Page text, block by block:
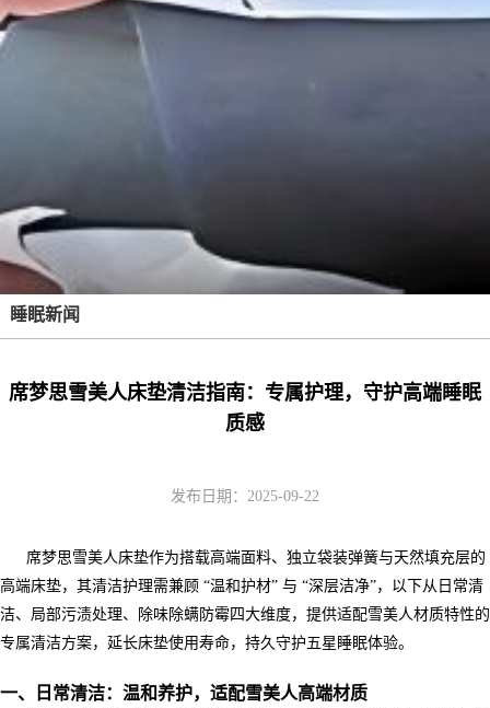
睡眠新闻
席梦思雪美人床垫清洁指南：专属护理，守护高端睡眠
质感
发布日期：2025-09-22
席梦思雪美人床垫作为搭载高端面料、独立袋装弹簧与天然填充层的
高端床垫，其清洁护理需兼顾 “温和护材” 与 “深层洁净”，以下从日常清
洁、局部污渍处理、除味除螨防霉四大维度，提供适配雪美人材质特性的
专属清洁方案，延长床垫使用寿命，持久守护五星睡眠体验。
一、日常清洁：温和养护，适配雪美人高端材质